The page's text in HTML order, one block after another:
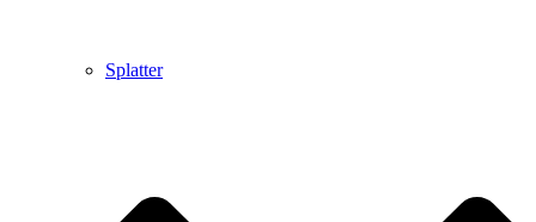
Splatter